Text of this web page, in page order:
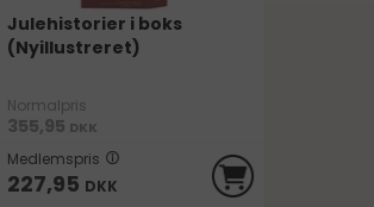
Julehistorier i boks
(Nyillustreret)
Normalpris
355,95 DKK
Medlemspris
227,95 DKK